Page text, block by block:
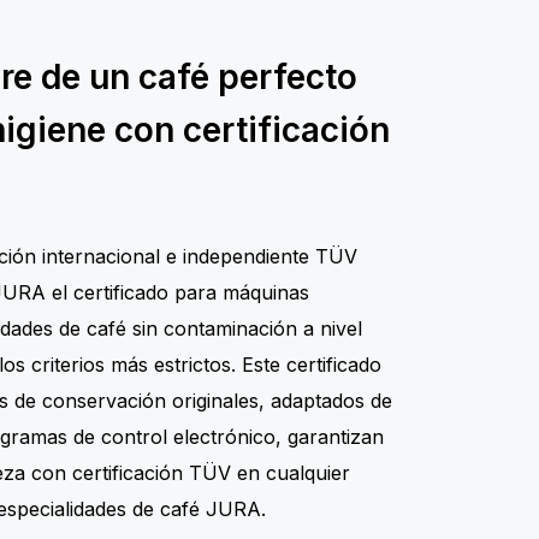
de un café perfecto
con certificación
internacional e independiente TÜV
el certificado para máquinas
de café sin contaminación a nivel
criterios más estrictos. Este certificado
de conservación originales, adaptados de
de control electrónico, garantizan
con certificación TÜV en cualquier
de café JURA.